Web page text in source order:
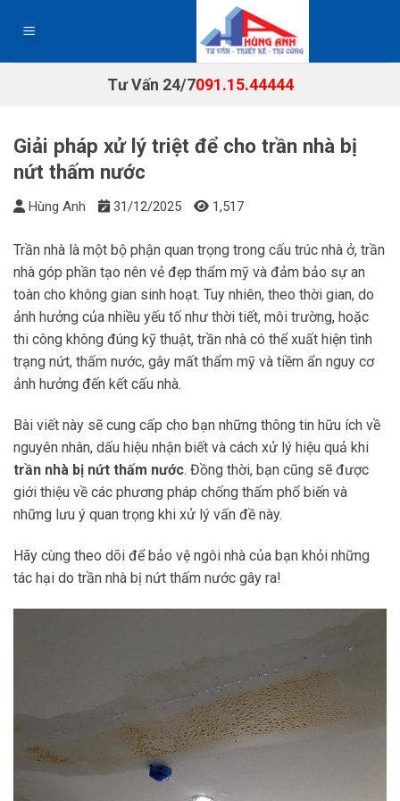
Tư Vấn 24/7091.15.44444
Giải pháp xử lý triệt để cho trần nhà bị
nứt thấm nước
Hùng Anh 31/12/2025 1,517
Trần nhà là một bộ phận quan trọng trong cấu trúc nhà ở, trần
nhà góp phần tạo nên vẻ đẹp thẩm mỹ và đảm bảo sự an
toàn cho không gian sinh hoạt. Tuy nhiên, theo thời gian, do
ảnh hưởng của nhiều yếu tố như thời tiết, môi trường, hoặc
thi công không đúng kỹ thuật, trần nhà có thể xuất hiện tình
trạng nứt, thấm nước, gây mất thẩm mỹ và tiềm ẩn nguy cơ
ảnh hưởng đến kết cấu nhà.
Bài viết này sẽ cung cấp cho bạn những thông tin hữu ích về
nguyên nhân, dấu hiệu nhận biết và cách xử lý hiệu quả khi
trần nhà bị nứt thấm nước. Đồng thời, bạn cũng sẽ được
giới thiệu về các phương pháp chống thấm phổ biến và
những lưu ý quan trọng khi xử lý vấn đề này.
Hãy cùng theo dõi để bảo vệ ngôi nhà của bạn khỏi những
tác hại do trần nhà bị nứt thấm nước gây ra!